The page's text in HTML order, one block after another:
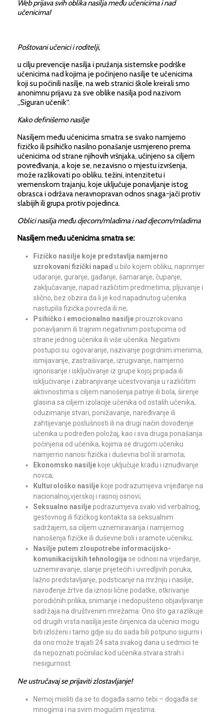
Web prijava svih oblika nasilja među učenicima i nad
učenicima!
Poštovani učenici i roditelji,
u cilju prevencije nasilja i pružanja sistemske podrške
učenicima nad kojima je počinjeno nasilje te učenicima
koji su počinili nasilje, na web stranici škole kreirali smo
anonimnu prijavu za sve oblike nasilja pod nazivom
„Siguran učenik“.
Kako definišemo nasilje
Nasiljem među učenicima smatra se svako namjerno
fizičko ili psihičko nasilno ponašanje usmjereno prema
učenicima od strane njihovih vršnjaka, učinjeno sa ciljem
povređivanja, a koje se, nezavisno o mjestu izvršenja,
može razlikovati po obliku, težini, intenzitetu i
vremenskom trajanju, koje uključuje ponavljanje istog
obrasca i održava neravnopravan odnos snaga-jači protiv
slabijih ili grupa protiv pojedinca.
Oblici nasilja među djecom/mladima i nad djecom/mladima
Nasiljem među učenicima smatra se:
Fizičko nasilje koje predstavlja namjerno
uzrokovani fizički napad u bilo kojem obliku, naprimjer
udaranje, guranje, gađanje, šamaranje, čupanje,
zaključavanje, napad različitim predmetima, pljuvanje i
slično, bez obzira da li je kod napadnutog učenika
nastupila fizička povreda ili ne;
Psihičko i emocionalno nasiljeprouzrokovano
ponavljanim ili trajnim negativnim postupcima od
strane jednog učenika ili više učenika. Negativni
postupci su: ogovaranje, nazivanje pogrdnim imenima,
ismijavanje, zastrašivanje, izrugivanje, namjerno
ignorisanje i isključivanje iz grupe kojoj pripada ili
isključivanje i zabranjivanje učestvovanja u različitim
aktivnostima s ciljem nanošenja patnje ili bola, širenje
glasina sa ciljem izolacije učenika od ostalih učenika,
oduzimanje stvari, ponižavanje, naređivanje ili
zahtijevanje poslušnosti ili na drugi način dovođenje
učenika u podređen položaj, kao i sva druga ponašanja
počinjena od učenika, kojima se drugom učeniku
namjerno nanosi fizička i duševna bol ili sramota;
Ekonomsko nasilje koje uključuje krađu i iznuđivanje
novca;
Kulturološko nasilje koje podrazumijeva vrijeđanje na
nacionalnoj,vjerskoj i rasnoj osnovi;
Seksualno nasiljepodrazumjeva svaki vid verbalnog,
gestovnog ili fizičkog kontakta sa seksualnim
sadržajem, sa ciljem uznemiravanja i namjernog
nanošenja fizičke ili duševne boli i sramote učeniku;
Nasilje putem zloupotrebe informacijsko-
komunikacijskih tehnologija se odnosi na vrijeđanje,
uznemiravanje, slanje prijetećih i uvredljivih poruka,
lažno predstavljanje, podsticanje na mržnju i nasilje,
navođenje žrtve da iznosi lične podatke, otkrivanje
porodičnih prilika, snimanje i nedopušteno objavljivanje
sadržaja na društvenim mrežama. Ono što ga razlikuje
od drugih vrsta nasilja jeste činjenica da učenici mogu
biti izloženi i tamo gdje su do sada bili potpuno sigurni i
da ono može trajati 24 sata svakog dana u sedmici te
da nepoznati počinilac kod učenika stvara strah i
nesigurnost.
Ne ustručavaj se prijaviti zlostavljanje!
Nemoj misliti da se to događa samo tebi – događa se
mnogima i na svim mogućim mjestima.